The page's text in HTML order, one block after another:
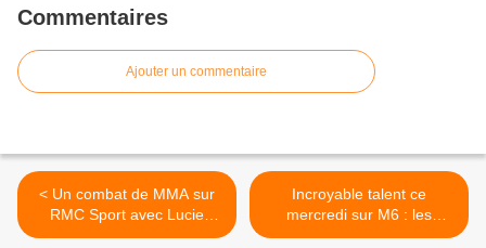
Commentaires
Ajouter un commentaire
< Un combat de MMA sur
RMC Sport avec Lucie
Bertaud, ex participante de
Incroyable talent ce
mercredi sur M6 : les
auditions de Randjess et